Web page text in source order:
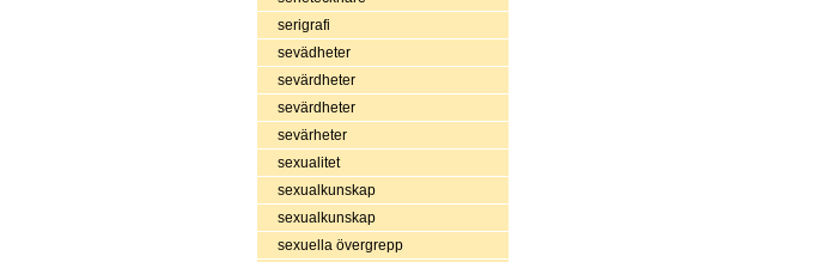
serigrafi
sevädheter
sevärdheter
sevärdheter
sevärheter
sexualitet
sexualkunskap
sexualkunskap
sexuella övergrepp